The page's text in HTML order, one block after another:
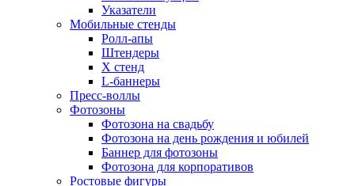
Указатели
Мобильные стенды
Ролл-апы
Штендеры
Х стенд
L-баннеры
Пресс-воллы
Фотозоны
Фотозона на свадьбу
Фотозона на день рождения и юбилей
Баннер для фотозоны
Фотозона для корпоративов
Ростовые фигуры